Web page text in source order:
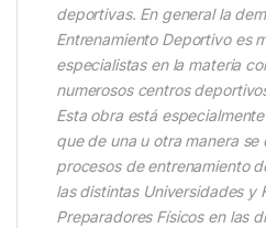
deportivas. En general la
Entrenamiento Deportivo es
especialistas en la materia
numerosos centros
Esta obra está
que de una u otra manera se
procesos de entrenamiento
las distintas Universidades y
Preparadores Físicos en las